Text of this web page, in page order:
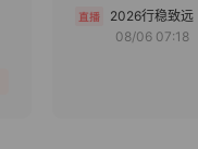
2026行稳致远
08/06 07:18